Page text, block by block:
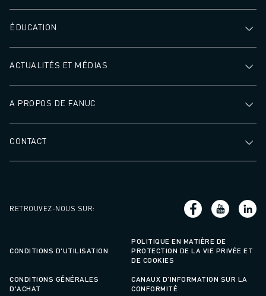
ÉDUCATION
ACTUALITÉS ET MÉDIAS
A PROPOS DE FANUC
CONTACT
RETROUVEZ-NOUS SUR:
CONDITIONS D'UTILISATION
POLITIQUE EN MATIÈRE DE
PROTECTION DE LA VIE PRIVÉE ET
DE COOKIES
CONDITIONS GÉNÉRALES
D'ACHAT
CANAUX D'INFORMATION SUR LA
CONFORMITÉ